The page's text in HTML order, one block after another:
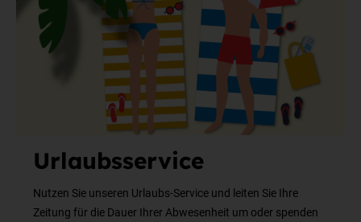
Urlaubsservice
Nutzen Sie unseren Urlaubs-Service und leiten Sie Ihre
Zeitung für die Dauer Ihrer Abwesenheit um oder spenden